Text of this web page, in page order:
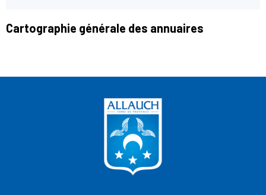
Cartographie générale des annuaires